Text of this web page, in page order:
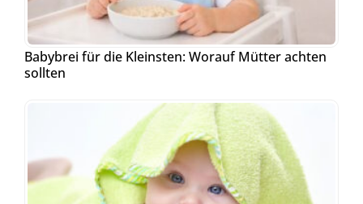
Babybrei für die Kleinsten: Worauf Mütter achten
sollten